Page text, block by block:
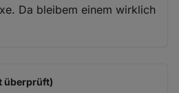
Da bleibem einem wirklich
überprüft)